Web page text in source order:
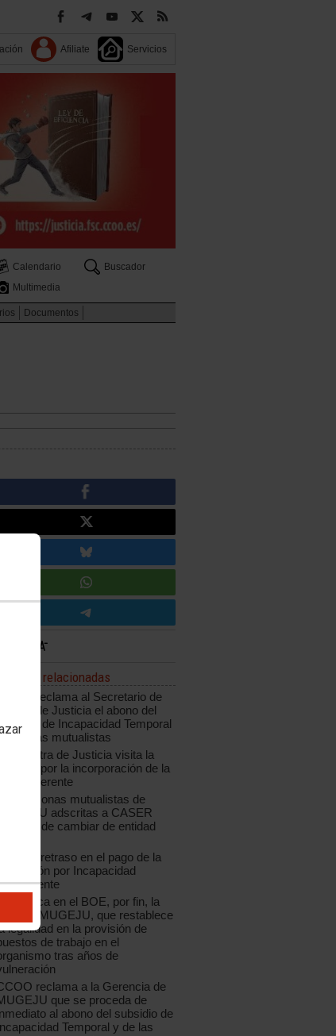
Afiliate Servicios
Calendario
Buscador
Multimedia
Documentos
Noticias relacionadas
CCOO reclama al Secretario de
de Justicia el abono del
de Incapacidad Temporal
los y las mutualistas
La ministra de Justicia visita la
Mugeju, por la incorporación de la
nueva Gerente
Las personas mutualistas de
MUGEJU adscritas a CASER
deberán de cambiar de entidad
Mugeju: retraso en el pago de la
prestación por Incapacidad
Se publica en el BOE, por fin, la
RPT de MUGEJU, que restablece
legalidad en la provisión de
de trabajo en el
tras años de
reclama a la Gerencia de
que se proceda de
al abono del subsidio de
Temporal y de las